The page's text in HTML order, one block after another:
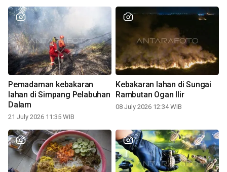
Pemadaman kebakaran
lahan di Simpang Pelabuhan
Dalam
21 July 2026 11:35 WIB
Kebakaran lahan di Sungai
Rambutan Ogan Ilir
08 July 2026 12:34 WIB